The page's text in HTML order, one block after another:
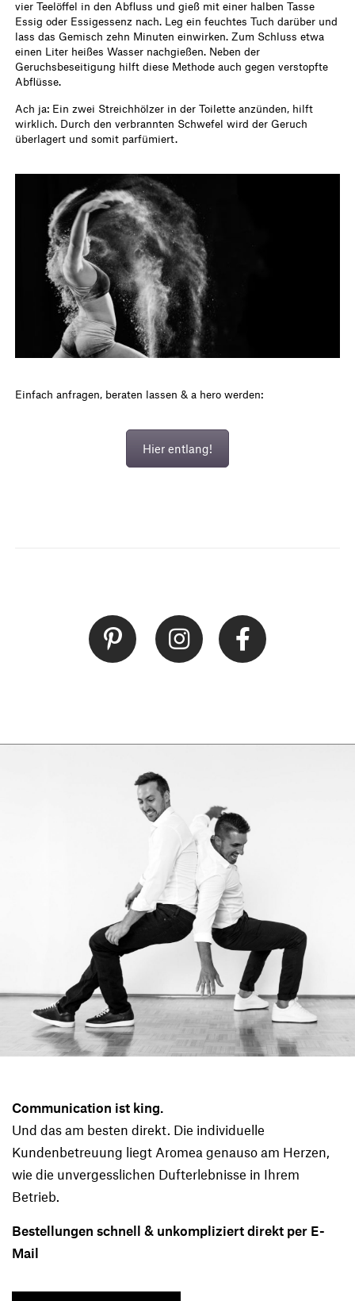
vier Teelöffel in den Abfluss und gieß mit einer halben Tasse
Essig oder Essigessenz nach. Leg ein feuchtes Tuch darüber und
lass das Gemisch zehn Minuten einwirken. Zum Schluss etwa
einen Liter heißes Wasser nachgießen. Neben der
Geruchsbeseitigung hilft diese Methode auch gegen verstopfte
Abflüsse.
Ach ja: Ein zwei Streichhölzer in der Toilette anzünden, hilft
wirklich. Durch den verbrannten Schwefel wird der Geruch
überlagert und somit parfümiert.
Einfach anfragen, beraten lassen & a hero werden:
Hier entlang!
Communication ist king.
Und das am besten direkt. Die individuelle
Kundenbetreuung liegt Aromea genauso am Herzen,
wie die unvergesslichen Dufterlebnisse in Ihrem
Betrieb.
Bestellungen schnell & unkompliziert direkt per E-
Mail